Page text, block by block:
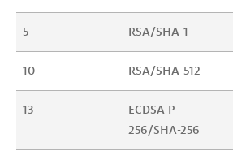
5 RSA/SHA-1
10 RSA/SHA-512
13
ECDSA P-
256/SHA-256